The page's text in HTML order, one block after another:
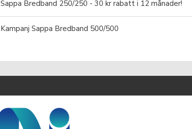
Sappa Bredband 250/250 - 30 kr rabatt i 12 månader!
Kampanj Sappa Bredband 500/500